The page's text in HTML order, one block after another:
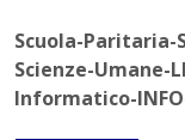
Scuola-Paritaria-
Scienze-Umane-
Informatico-